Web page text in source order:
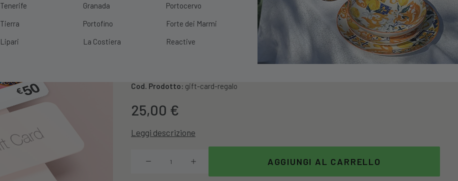
Tenerife
Tierra
Lipari
Granada
Portofino
La Costiera
Portocervo
Forte dei Marmi
Reactive
Cod. Prodotto: gift-card-regalo
25,00 €
Leggi descrizione
AGGIUNGI AL CARRELLO